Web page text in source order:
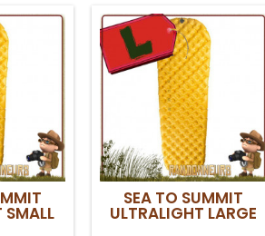
SMALL
SEA TO SUMMIT
ULTRALIGHT LARGE